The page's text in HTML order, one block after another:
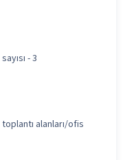
- 3
alanları/ofis